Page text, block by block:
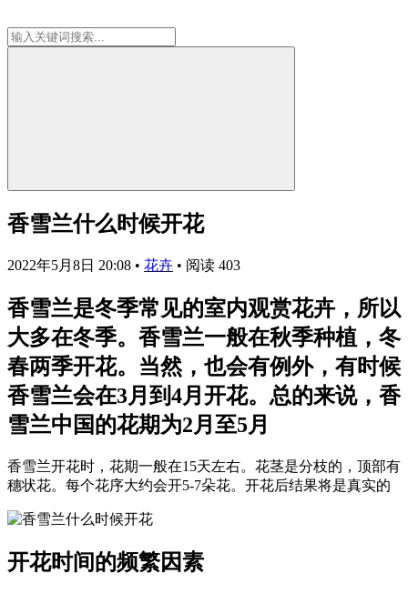
香雪兰什么时候开花
2022年5月8日 20:08 • 花卉 • 阅读 403
香雪兰是冬季常见的室内观赏花卉，所以
大多在冬季。香雪兰一般在秋季种植，冬
春两季开花。当然，也会有例外，有时候
香雪兰会在3月到4月开花。总的来说，香
雪兰中国的花期为2月至5月
香雪兰开花时，花期一般在15天左右。花茎是分枝的，顶部有
穗状花。每个花序大约会开5-7朵花。开花后结果将是真实的
开花时间的频繁因素